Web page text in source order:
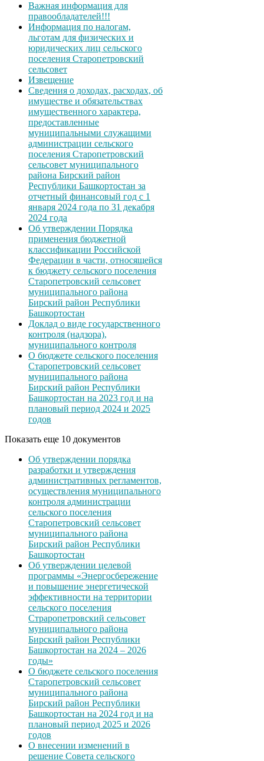
Важная информация для
правообладателей!!!
Информация по налогам,
льготам для физических и
юридических лиц сельского
поселения Старопетровский
сельсовет
Извещение
Сведения о доходах, расходах, об
имуществе и обязательствах
имущественного характера,
предоставленные
муниципальными служащими
администрации сельского
поселения Старопетровский
сельсовет муниципального
района Бирский район
Республики Башкортостан за
отчетный финансовый год с 1
января 2024 года по 31 декабря
2024 года
Об утверждении Порядка
применения бюджетной
классификации Российской
Федерации в части, относящейся
к бюджету сельского поселения
Старопетровский сельсовет
муниципального района
Бирский район Республики
Башкортостан
Доклад о виде государственного
контроля (надзора),
муниципального контроля
О бюджете сельского поселения
Старопетровский сельсовет
муниципального района
Бирский район Республики
Башкортостан на 2023 год и на
плановый период 2024 и 2025
годов
Показать еще 10 документов
Об утверждении порядка
разработки и утверждения
административных регламентов,
осуществления муниципального
контроля администрации
сельского поселения
Старопетровский сельсовет
муниципального района
Бирский район Республики
Башкортостан
Об утверждении целевой
программы «Энергосбережение
и повышение энергетической
эффективности на территории
сельского поселения
Страропетровский сельсовет
муниципального района
Бирский район Республики
Башкортостан на 2024 – 2026
годы»
О бюджете сельского поселения
Старопетровский сельсовет
муниципального района
Бирский район Республики
Башкортостан на 2024 год и на
плановый период 2025 и 2026
годов
О внесении изменений в
решение Совета сельского